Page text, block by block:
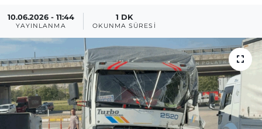
10.06.2026 - 11:44
YAYINLANMA
1 DK
OKUNMA SÜRESI
BÖLGE
YAŞAM
DÜNYA
GENEL